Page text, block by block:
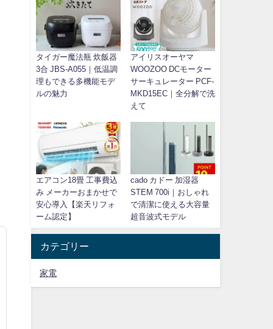
タイガー魔法瓶 炊飯器
3合 JBS-A055｜低温調
理もできる多機能モデ
ルの魅力
アイリスオーヤマ
WOOZOO DCモーター
サーキュレーター PCF-
MKD15EC｜全分解で洗
えて
エアコン18畳 工事費込
み メーカーおまかせで
安心導入【楽天リフォ
ーム認定】
cado カドー 加湿器
STEM 700i｜おしゃれ
で清潔に使える大容量
超音波式モデル
カテゴリー
家電